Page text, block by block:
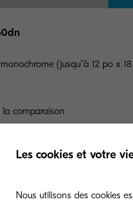
(jusqu''à 12 po x 18
comparaison
Les cookies et votre
Nous utilisons des cookies